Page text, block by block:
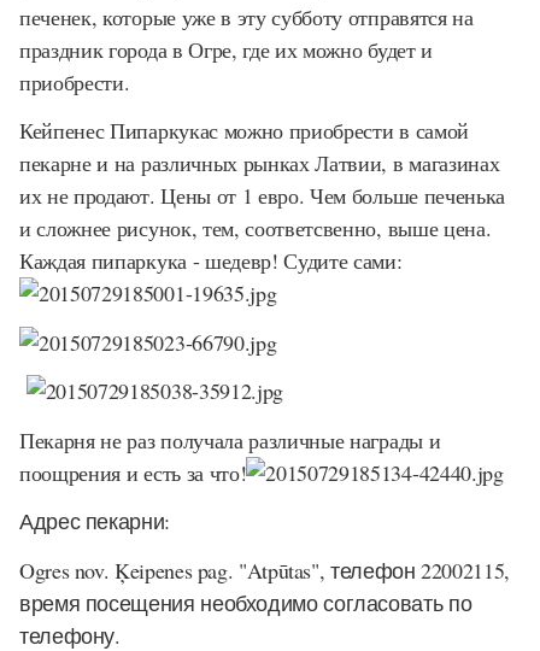
печенек, которые уже в эту субботу отправятся на
праздник города в Огре, где их можно будет и
приобрести.
Кейпенес Пипаркукас можно приобрести в самой
пекарне и на различных рынках Латвии, в магазинах
их не продают. Цены от 1 евро. Чем больше печенька
и сложнее рисунок, тем, соответсвенно, выше цена.
Каждая пипаркука - шедевр! Судите сами:
Пекарня не раз получала различные награды и
поощрения и есть за что!
Адрес пекарни:
Ogres nov. Ķeipenes pag. "Atpūtas", телефон 22002115,
время посещения необходимо согласовать по
телефону.